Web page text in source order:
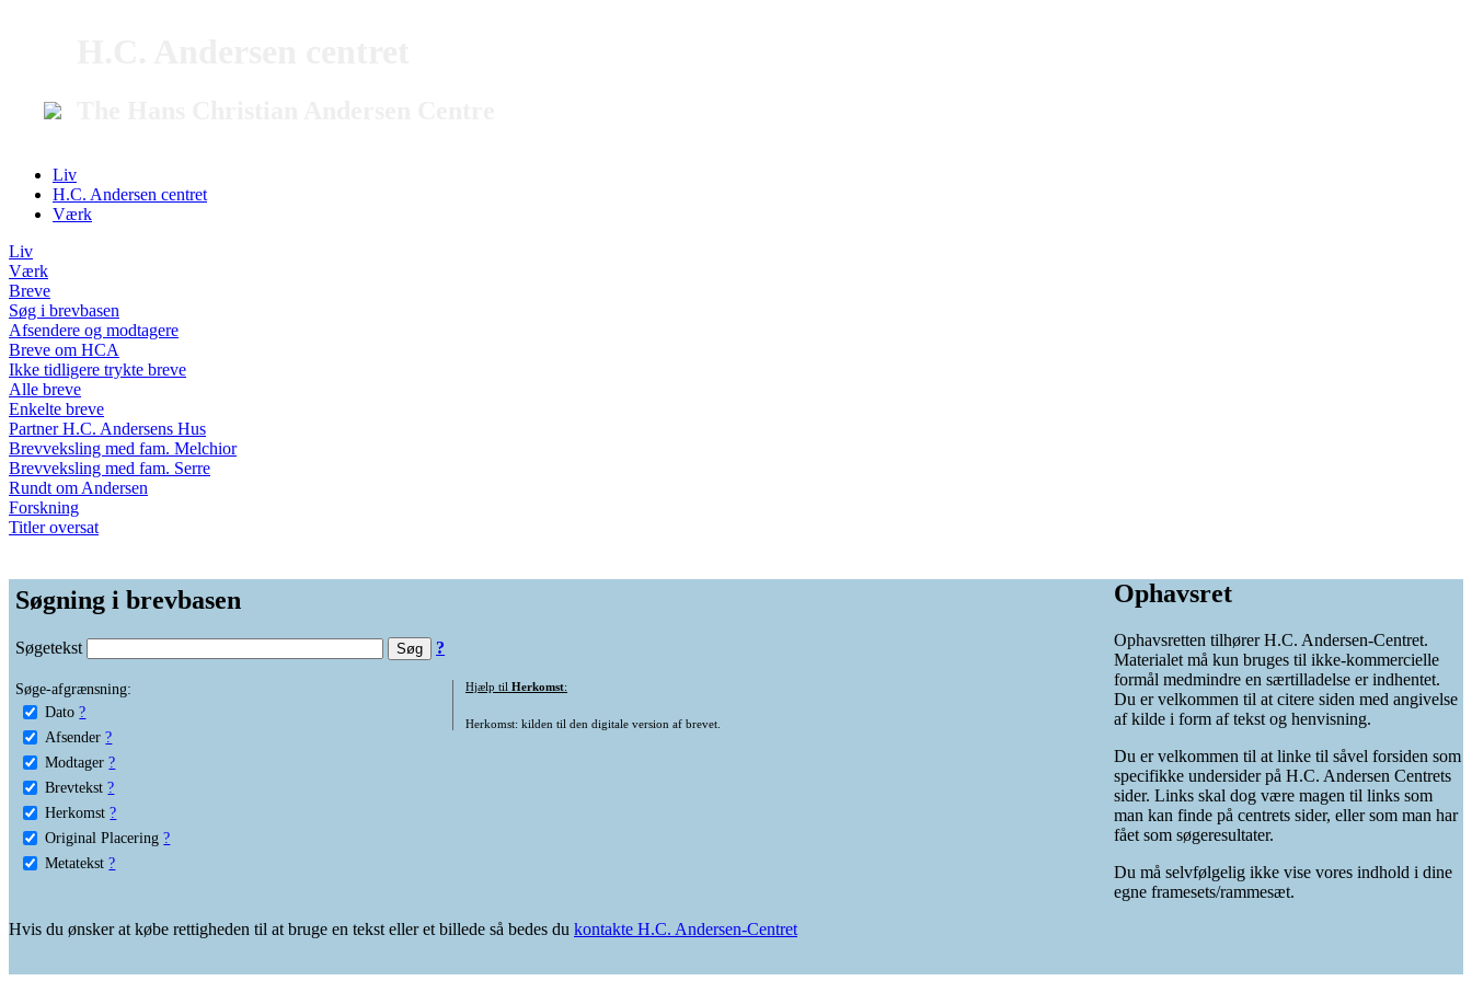
Liv
H.C. Andersen centret
Værk
Liv
Værk
Breve
Søg i brevbasen
Afsendere og modtagere
Breve om HCA
Ikke tidligere trykte breve
Alle breve
Enkelte breve
Partner H.C. Andersens Hus
Brevveksling med fam. Melchior
Brevveksling med fam. Serre
Rundt om Andersen
Forskning
Titler oversat
Søgning i brevbasen
Søgetekst ?
Søge-afgrænsning:
Dato ?
Afsender ?
Modtager ?
Brevtekst ?
Herkomst ?
Original Placering ?
Metatekst ?
Hjælp til Herkomst:
Herkomst: kilden til den digitale version af brevet.
Ophavsret
Ophavsretten tilhører H.C. Andersen-Centret.
Materialet må kun bruges til ikke-kommercielle
formål medmindre en særtilladelse er indhentet.
Du er velkommen til at citere siden med angivelse
af kilde i form af tekst og henvisning.
Du er velkommen til at linke til såvel forsiden som
specifikke undersider på H.C. Andersen Centrets
sider. Links skal dog være magen til links som
man kan finde på centrets sider, eller som man har
fået som søgeresultater.
Du må selvfølgelig ikke vise vores indhold i dine
egne framesets/rammesæt.
Hvis du ønsker at købe rettigheden til at bruge en tekst eller et billede så bedes du kontakte H.C. Andersen-Centret